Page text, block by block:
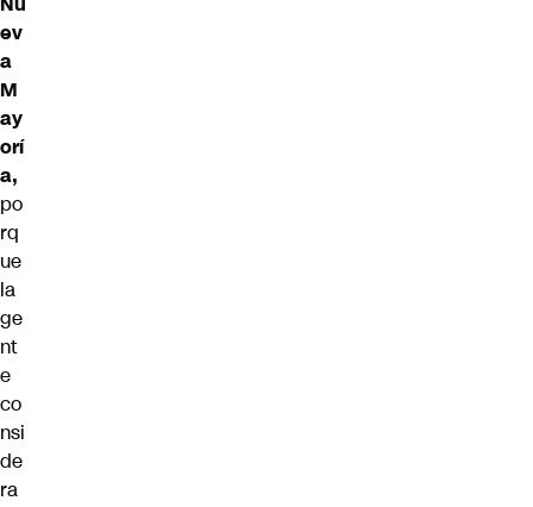
ev
a
M
ay
orí
a,
po
rq
ue
la
ge
nt
e
co
nsi
de
ra